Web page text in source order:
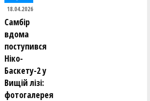
18.04.2026
Самбір
вдома
поступився
Ніко-
Баскету-2 у
Вищій лізі:
фотогалерея